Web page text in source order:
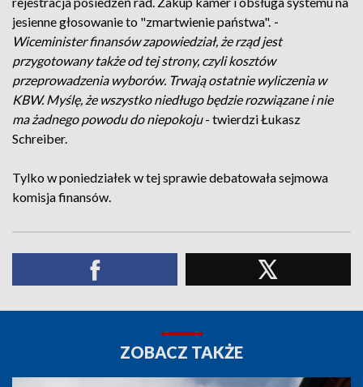
jesienne głosowanie to "zmartwienie państwa". -
Wiceminister finansów zapowiedział, że rząd jest
przygotowany także od tej strony, czyli kosztów
przeprowadzenia wyborów. Trwają ostatnie wyliczenia w
KBW. Myślę, że wszystko niedługo będzie rozwiązane i nie
ma żadnego powodu do niepokoju- twierdzi Łukasz
Schreiber.
Tylko w poniedziałek w tej sprawie debatowała sejmowa
komisja finansów.
ZOBACZ TAKŻE